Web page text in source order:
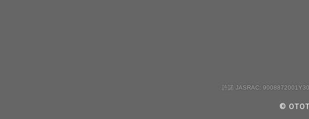
許諾 JASRAC:
©